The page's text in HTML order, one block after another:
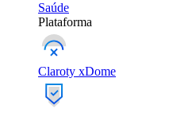
Saúde
Plataforma
Claroty xDome